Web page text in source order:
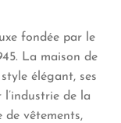
fondée par le
La maison de
élégant, ses
de la
de vêtements,